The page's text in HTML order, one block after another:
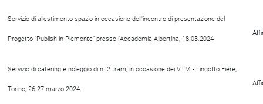
Servizio di allestimento spazio in occasione dell'incontro di presentazione del
Progetto "Publish in Piemonte" presso l'Accademia Albertina, 18.03.2024
Servizio di catering e noleggio di n. 2 tram, in occasione dei VTM - Lingotto Fiere,
Torino, 26-27 marzo 2024.